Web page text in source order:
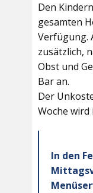
Den
gesamten
Verfügung.
zusätzlich,
Obst und
Bar an.
Der
Woche
In den